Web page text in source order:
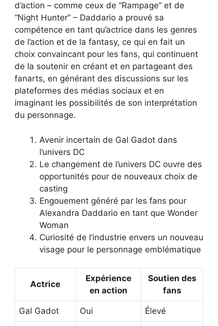
d’action – comme ceux de “Rampage” et de
“Night Hunter” – Daddario a prouvé sa
compétence en tant qu’actrice dans les genres
de l’action et de la fantasy, ce qui en fait un
choix convaincant pour les fans, qui continuent
de la soutenir en créant et en partageant des
fanarts, en générant des discussions sur les
plateformes des médias sociaux et en
imaginant les possibilités de son interprétation
du personnage.
Avenir incertain de Gal Gadot dans
l’univers DC
Le changement de l’univers DC ouvre des
opportunités pour de nouveaux choix de
casting
Engouement généré par les fans pour
Alexandra Daddario en tant que Wonder
Woman
Curiosité de l’industrie envers un nouveau
visage pour le personnage emblématique
Actrice
Expérience
en action
Soutien des
fans
Gal Gadot Oui Élevé